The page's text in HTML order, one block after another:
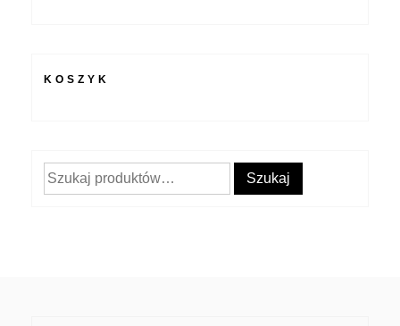
KOSZYK
Szukaj: Szukaj